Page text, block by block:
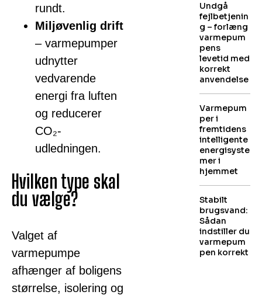
rundt.
Miljøvenlig drift
– varmepumper
udnytter
vedvarende
energi fra luften
og reducerer
CO₂-
udledningen.
Hvilken type skal
du vælge?
Valget af
varmepumpe
afhænger af boligens
størrelse, isolering og
Undgå
fejlbetjenin
g – forlæng
varmepum
pens
levetid med
korrekt
anvendelse
Varmepum
per i
fremtidens
intelligente
energisyste
mer i
hjemmet
Stabilt
brugsvand:
Sådan
indstiller du
varmepum
pen korrekt